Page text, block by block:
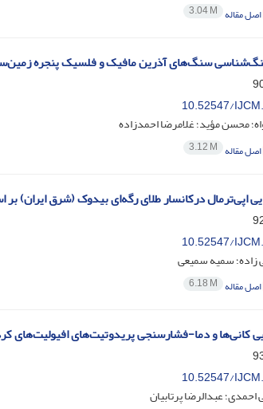
اصل مقاله 3.04 M
سنگ‌های آذرین مافیک و فلسیک پنجره
10.52547/
محسن مؤید؛ غلامرضا احمدزاده
اصل مقاله 3.12 M
اپی‌ترمال درکانسار طلای رگه‌ای بیدوک (شرق
10.52547/
زاده؛ سمیه سمیعی
اصل مقاله 6.18 M
کانی‌ها و دما-فشارسنجی پریدوتیت‌های افیولیت‌های
10.52547/
احمدی؛ عبدالرضا پرتابیان